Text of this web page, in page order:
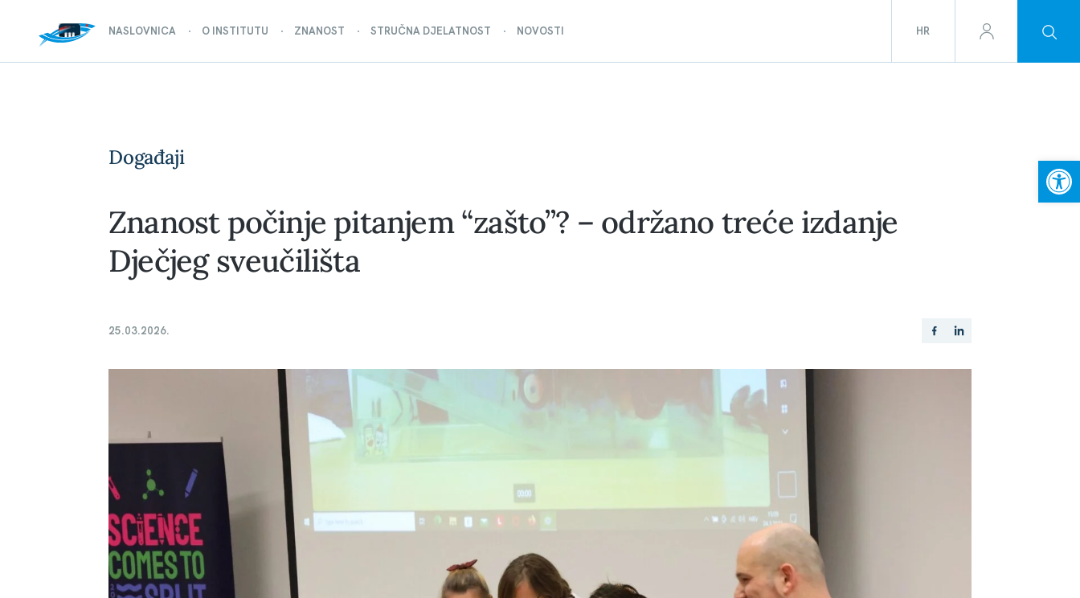
NASLOVNICA O INSTITUTU ZNANOST STRUČNA DJELATNOST NOVOSTI HR
Događaji
Znanost počinje pitanjem “zašto”? – održano treće izdanje
Dječjeg sveučilišta
25.03.2026.